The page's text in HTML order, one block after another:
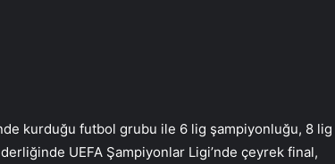
kurduğu futbol grubu ile 6 lig şampiyonluğu, 8 lig
UEFA Şampiyonlar Ligi’nde çeyrek final,